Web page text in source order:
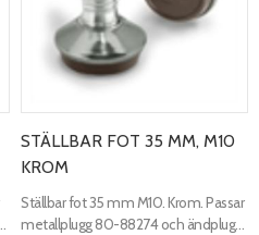
STÄLLBAR FOT 35 MM, M10
KROM
Ställbar fot 35 mm M10. Krom. Passar
metallplugg 80-88274 och ändplugg